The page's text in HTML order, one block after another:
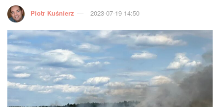
Piotr Kuśnierz 2023-07-19 14:50